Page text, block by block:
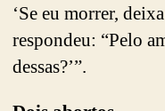
‘Se eu morrer,
respondeu: “Pelo
dessas?’”.